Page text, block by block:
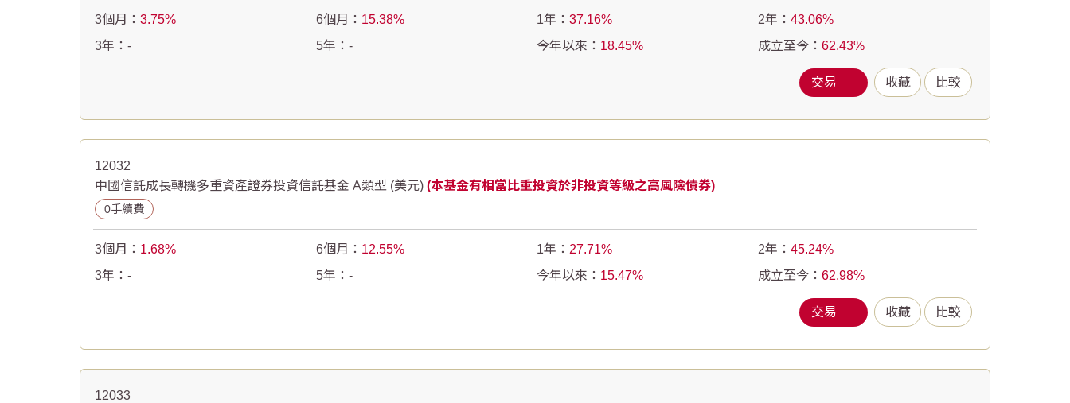
收藏 比較
3個月： 3.75 6個月： 15.38 1年： 37.16 2年： 43.06
3年： - 5年： - 今年以來： 18.45 成立至今： 62.43
交易
收藏 比較
12032
中國信託成長轉機多重資產證券投資信託基金 A類型 (美元) (本基金有相當比重投資於非投資等級之高風險債券)
0手續費
3個月： 1.68 6個月： 12.55 1年： 27.71 2年： 45.24
3年： - 5年： - 今年以來： 15.47 成立至今： 62.98
交易
12033